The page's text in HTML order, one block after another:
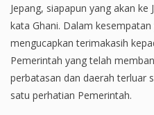
Jepang, siapapun yang akan
kata Ghani. Dalam
mengucapkan terimakasih
Pemerintah yang telah
perbatasan dan daerah terluar
satu perhatian Pemerintah.